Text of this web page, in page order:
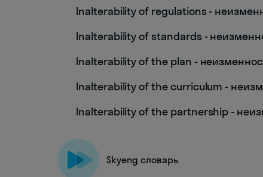
Inalterability of regulations -
Inalterability of standards -
Inalterability of the plan -
Inalterability of the curriculum -
Inalterability of the partnership -
Skyeng словарь